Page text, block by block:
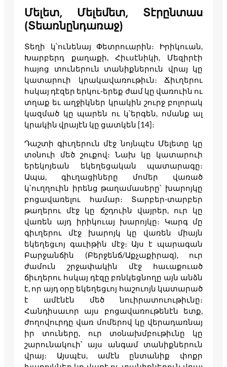
Մելետ, Մելեմետ, Տէրընտաս
(Տեառնընդառաջ)
Տեղի կ՝ունենայ Փետրուարին։ Իրիկուան,
Խարբերդ քաղաքի, Հիւսէնիկի, Մեզիրէի
հայոց տուներուն տանիքներուն վրայ կը
կատարուի կրակավառութիւն։ Ճիւղերու
հսկայ դէզեր երկու-երեք ժամ կը վառուին ու
տղաք եւ աղջիկներ կրակին շուրջ բոլորակ
կազմած կը պարեն ու կ՝երգեն, ոմանք ալ
կրակին վրայէն կը ցատկեն [14]։
Դաշտի գիւղերուն մէջ նոյնպէս Մելետը կը
տօնուի մեծ շուքով։ Նախ կը կատարուի
երեկոյեան եկեղեցական պատարագը։
Ապա, գիւղացիները մոմեր վառած
կ՝ուղղուին իրենց թաղամասերը՝ խարոյկը
բոցավառելու համար։ Տարբեր-տարբեր
թաղերու մէջ կը ճշդուին վայրեր, ուր կը
վառեն այդ իրիկուայ խարոյկը։ Կարգ մը
գիւղերու մէջ խարոյկ կը վառեն միայն
եկեղեցւոյ գաւիթին մէջ։ Այս է պարագան
Բարջանճին (Բերջենճ/Աքչաքիրազ), ուր
ժամուն շրջափակին մէջ հաւաքուած
ճիւղերու հսկայ դէզը բռնկեցնողը այն անձն
է, որ այդ օրը եկեղեցւոյ հաշուոյն կատարած
է ամէնէն մեծ նուիրատուութիւնը։
Հանդիսաւոր այս բոցավառութենէն ետք,
ժողովուրդը վառ մոմերով կը վերադառնայ
իր տուները, ուր տօնախմբութիւնը կը
շարունակուի՝ այս անգամ տանիքներուն
վրայ։ Այսպէս, ամէն ընտանիք փոքր